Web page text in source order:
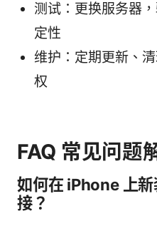
测试：更换服务器
定性
维护：定期更新、
权
FAQ 常见问题
如何在 iPhone 上
接？